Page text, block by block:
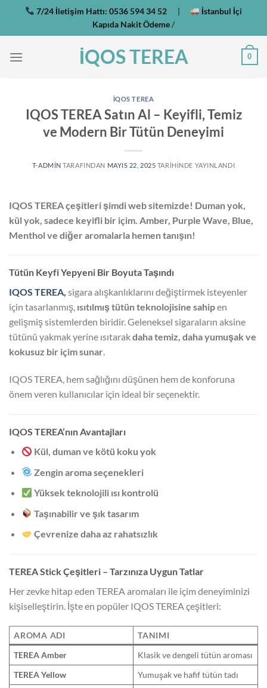
İçeriğe
7/24 İletişim Hattı: 0536 594 34 52 |
İstanbul İçi
Kapıda Nakit Ödeme/
İQOS TEREA 0
IQOS TEREA
IQOS TEREA Satın Al – Keyifli, Temiz
ve Modern Bir Tütün Deneyimi
T-ADMIN TARAFINDAN MAYIS 22, 2025 TARIHINDE YAYINLANDI
IQOS TEREA çeşitleri şimdi web sitemizde! Duman yok,
kül yok, sadece keyifli bir içim. Amber, Purple Wave, Blue,
Menthol ve diğer aromalarla hemen tanışın!
Tütün Keyfi Yepyeni Bir Boyuta Taşındı
IQOS TEREA, sigara alışkanlıklarını değiştirmek isteyenler
için tasarlanmış, ısıtılmış tütün teknolojisine sahipen
gelişmiş sistemlerden biridir. Geleneksel sigaraların aksine
tütünü yakmak yerine ısıtarakdaha temiz, daha yumuşak ve
kokusuz bir içim sunar.
IQOS TEREA, hem sağlığını düşünen hem de konforuna
önem veren kullanıcılar için ideal bir seçenektir.
IQOS TEREA’nın Avantajları
Kül, duman ve kötü koku yok
Zengin aroma seçenekleri
Yüksek teknolojili ısı kontrolü
Taşınabilir ve şık tasarım
Çevrenize daha az rahatsızlık
TEREA Stick Çeşitleri – Tarzınıza Uygun Tatlar
Her zevke hitap eden TEREA aromaları ile içim deneyiminizi
kişiselleştirin. İşte en popüler IQOS TEREA çeşitleri:
AROMA ADI
TANIMI
TEREA Amber
Klasik ve dengeli tütün aroması
TEREA Yellow
Yumuşak ve hafif tütün tadı